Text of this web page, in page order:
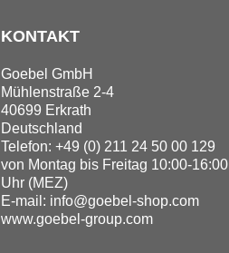
KONTAKT
Goebel GmbH
Mühlenstraße 2-4
40699 Erkrath
Deutschland
Telefon: +49 (0) 211 24 50 00 129
von Montag bis Freitag 10:00-16:00
Uhr (MEZ)
E-mail: info@goebel-shop.com
www.goebel-group.com